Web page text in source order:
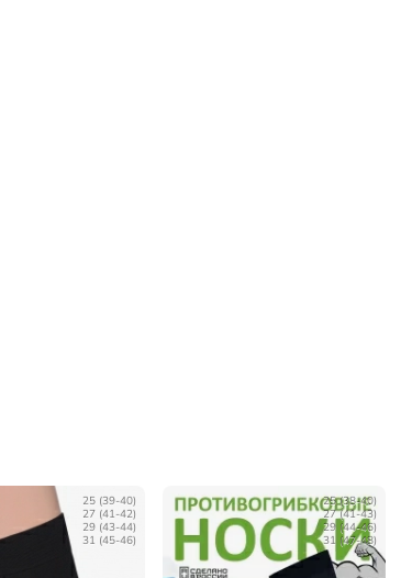
25 (39-40)
27 (41-42)
29 (43-44)
31 (45-46)
25 (38-40)
27 (41-43)
29 (44-46)
31 (47-48)